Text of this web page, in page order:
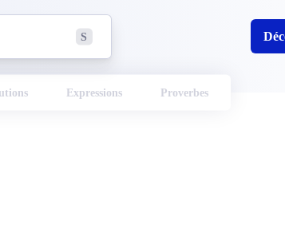
S
Expressions Proverbes